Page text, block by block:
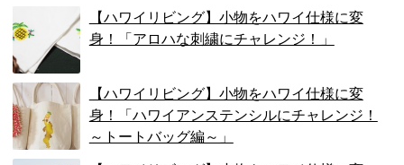
【ハワイリビング】小物をハワイ仕様に変
身！「アロハな刺繍にチャレンジ！」
【ハワイリビング】小物をハワイ仕様に変
身！「ハワイアンステンシルにチャレンジ！
～トートバッグ編～」